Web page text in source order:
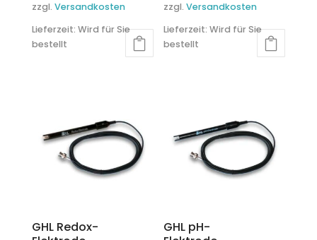
zzgl. Versandkosten
Lieferzeit: Wird für Sie
bestellt
zzgl.Versandkosten
Lieferzeit:Wird für Sie
bestellt
GHL Redox-
GHL pH-